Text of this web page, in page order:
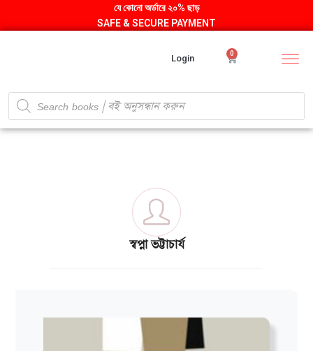
যে কোনো অর্ডারে ২০% ছাড়
SAFE & SECURE PAYMENT
Login 0
স্বপ্না ভট্টাচার্য